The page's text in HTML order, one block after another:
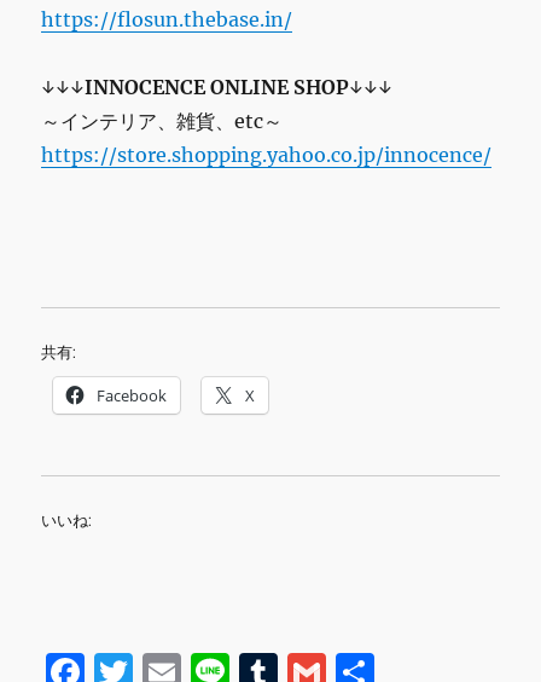
https://flosun.thebase.in/
↓↓↓INNOCENCE ONLINE SHOP↓↓↓
～インテリア、雑貨、etc～
https://store.shopping.yahoo.co.jp/innocence/
共有:
Facebook X
いいね: